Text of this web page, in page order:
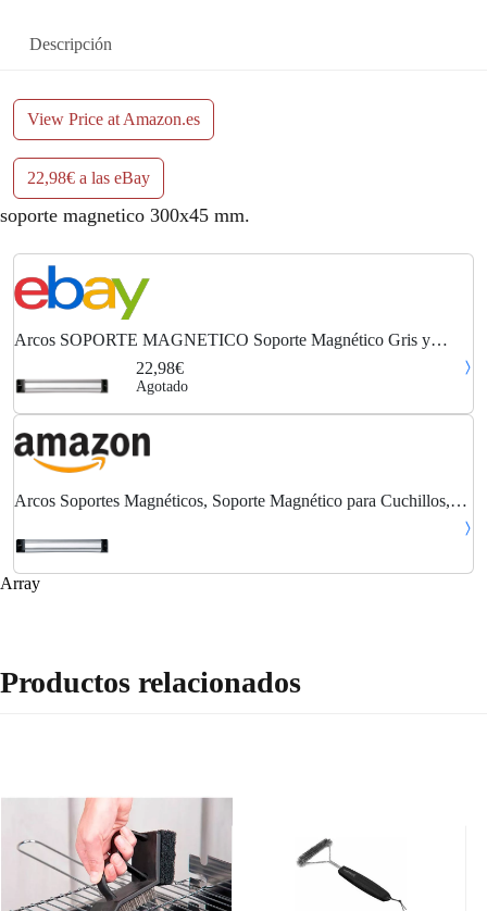
Descripción
View Price at Amazon.es
22,98€ a las eBay
soporte magnetico 300x45 mm.
Arcos SOPORTE MAGNETICO Soporte Magnético Gris y
22,98€
Agotado
Arcos Soportes Magnéticos, Soporte Magnético para Cuchillos,
Array
Productos relacionados